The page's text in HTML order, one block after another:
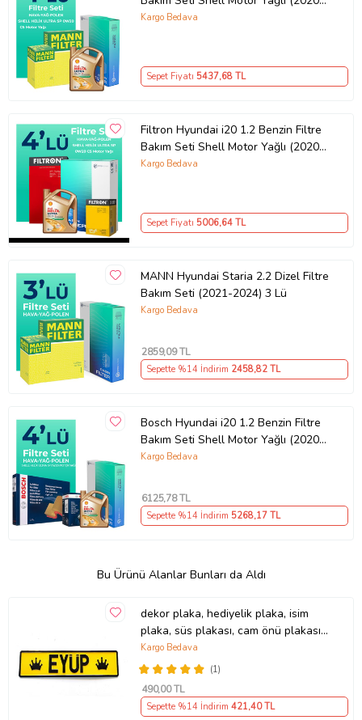
2024) 4 Lü
Kargo Bedava
Sepet Fiyatı 5437,68 TL
Filtron Hyundai i20 1.2 Benzin Filtre
Bakım Seti Shell Motor Yağlı (2020-
2024) 4 Lü
Kargo Bedava
Sepet Fiyatı 5006,64 TL
MANN Hyundai Staria 2.2 Dizel Filtre
Bakım Seti (2021-2024) 3 Lü
Kargo Bedava
2859,09 TL
Sepette %14 İndirim 2458,82 TL
Bosch Hyundai i20 1.2 Benzin Filtre
Bakım Seti Shell Motor Yağlı (2020-
2024) 4 Lü
Kargo Bedava
6125,78 TL
Sepette %14 İndirim 5268,17 TL
Bu Ürünü Alanlar Bunları da Aldı
dekor plaka, hediyelik plaka, isim
plaka, süs plakası, cam önü plakası,
tırcı plakası (Sarı-Siyah)
(1)
Kargo Bedava
490,00 TL
Sepette %14 İndirim 421,40 TL